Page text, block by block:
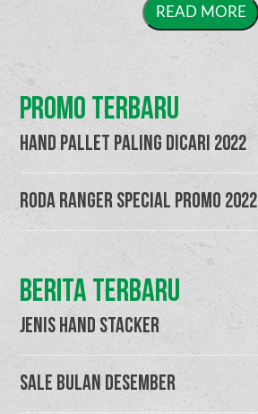
PROMO TERBARU
HAND PALLET PALING DICARI 2022
RODA RANGER SPECIAL PROMO 2022
BERITA TERBARU
Jenis Hand Stacker
Sale Bulan Desember